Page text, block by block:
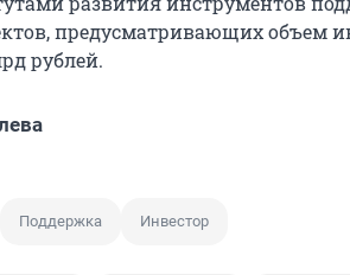
предусматривающих объем
рублей.
Поддержка Инвестор